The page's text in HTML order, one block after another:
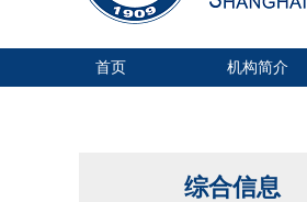
首页 机构简介
综合信息